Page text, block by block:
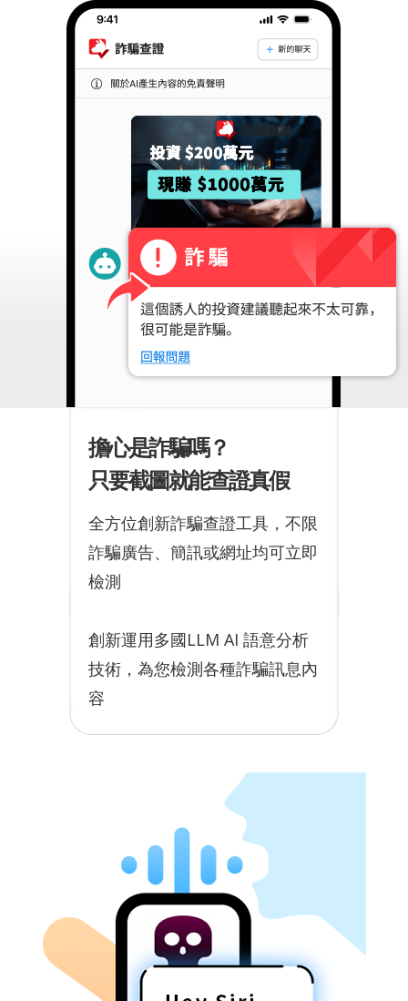
擔心是詐騙嗎？
只要截圖就能查證真假
全方位創新詐騙查證工具，不限
詐騙廣告、簡訊或網址均可立即
檢測
創新運用多國LLM AI 語意分析
技術，為您檢測各種詐騙訊息內
容